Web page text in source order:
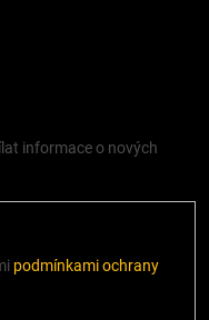
informace o nových
podmínkami ochrany